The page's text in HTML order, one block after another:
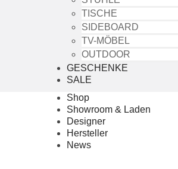
TISCHE
SIDEBOARD
TV-MÖBEL
OUTDOOR
GESCHENKE
SALE
Shop
Showroom & Laden
Designer
Hersteller
News